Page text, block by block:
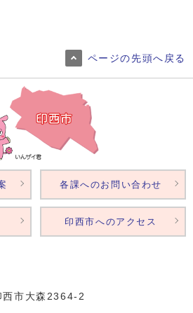
ページの先頭へ戻る
市大森2364‐2
各課へのお問い合わせ
印西市へのアクセス